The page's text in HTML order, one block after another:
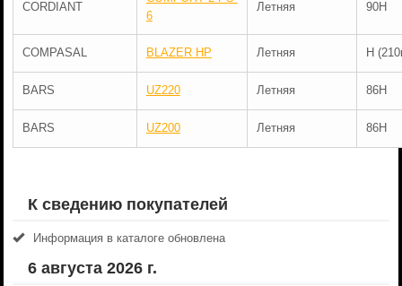
CORDIANT
6
Летняя 90H
COMPASAL BLAZER HP Летняя H
BARS UZ220 Летняя 86H
BARS UZ200 Летняя 86H
К сведению покупателей
Информация в каталоге обновлена
6 августа 2026 г.